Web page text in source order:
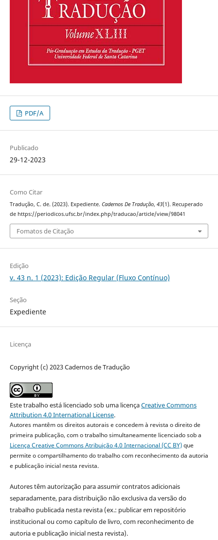
PDF/A
Publicado
29-12-2023
Como Citar
Tradução, C. de. (2023). Expediente. Cadernos De Tradução, 43(1). Recuperado
de https://periodicos.ufsc.br/index.php/traducao/article/view/98041
Fomatos de Citação
Edição
v. 43 n. 1 (2023): Edição Regular (Fluxo Contínuo)
Seção
Expediente
Licença
Copyright (c) 2023 Cadernos de Tradução
Este trabalho está licenciado sob uma licençaCreative Commons
Attribution 4.0 International License.
Autores mantêm os direitos autorais e concedem à revista o direito de
primeira publicação, com o trabalho simultaneamente licenciado sob a
Licença Creative Commons Atribuição 4.0 Internacional (CC BY)que
permite o compartilhamento do trabalho com reconhecimento da autoria
e publicação inicial nesta revista.
Autores têm autorização para assumir contratos adicionais
separadamente, para distribuição não exclusiva da versão do
trabalho publicada nesta revista (ex.: publicar em repositório
institucional ou como capítulo de livro, com reconhecimento de
autoria e publicação inicial nesta revista).